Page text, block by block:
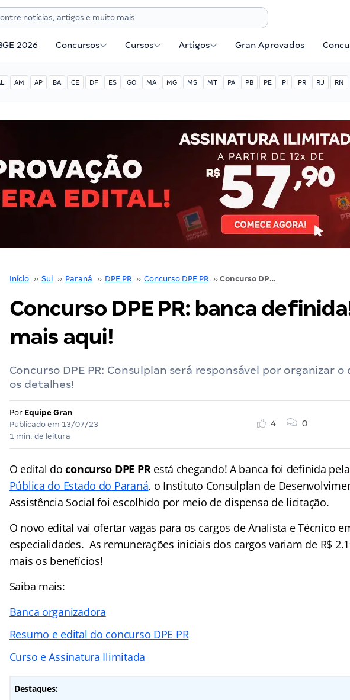
2026 Concursos Cursos Artigos Gran Aprovados
AM AP BA CE DF ES GO MA MG MS MT PA PB PE PI PR RJ RN
Início ›› Sul ›› Paraná ›› DPE PR ›› Concurso DPE PR ›› Concurso DPE PR: banca definida! Saiba mais aqui!
Concurso DPE PR: banca
mais aqui!
Concurso DPE PR: Consulplan será responsável por organizar
os detalhes!
Por Equipe Gran
Publicado em 13/07/23
1 min. de leitura
4 0
O edital doconcurso DPE PRestá chegando! A banca foi definida pela
Pública do Estado do Paraná, o Instituto Consulplan de
Assistência Social foi escolhido por meio de dispensa de licitação.
O novo edital vai ofertar vagas para os cargos de Analista e Técnico
especialidades. As remunerações iniciais dos cargos variam de R$
mais os benefícios!
Saiba mais:
Banca organizadora
Resumo e edital do concurso DPE PR
Curso e Assinatura Ilimitada
Destaques: